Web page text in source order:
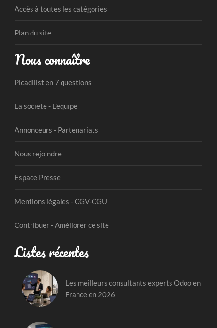
Accès à toutes les catégories
Plan du site
Nous connaître
Picadilist en 7 questions
La société - L'équipe
Annonceurs - Partenariats
Nous rejoindre
Espace Presse
Mentions légales - CGV-CGU
Contribuer - Améliorer ce site
Listes récentes
Les meilleurs consultants experts Odoo en
France en 2026